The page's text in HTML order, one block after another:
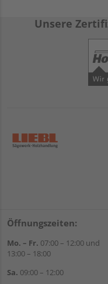
Unsere
Öffnungszeiten:
Mo. – Fr. 07:00 – 12:00 und
13:00 – 18:00
Sa. 09:00 – 12:00